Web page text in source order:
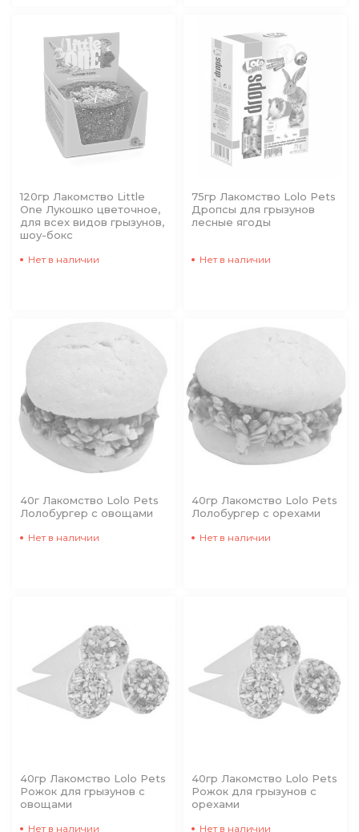
120гр Лакомство Little
One Лукошко цветочное,
для всех видов грызунов,
шоу-бокс
Нет в наличии
75гр Лакомство Lolo Pets
Дропсы для грызунов
лесные ягоды
Нет в наличии
40г Лакомство Lolo Pets
Лолобургер с овощами
Нет в наличии
40гр Лакомство Lolo Pets
Лолобургер с орехами
Нет в наличии
40гр Лакомство Lolo Pets
Рожок для грызунов с
овощами
Нет в наличии
40гр Лакомство Lolo Pets
Рожок для грызунов с
орехами
Нет в наличии